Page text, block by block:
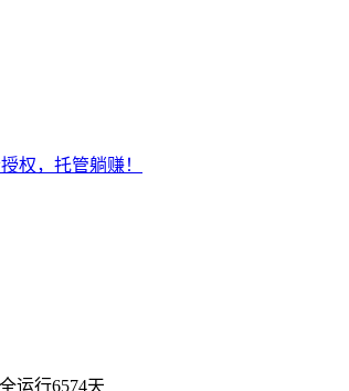
权，托管躺赚！
运行6574天